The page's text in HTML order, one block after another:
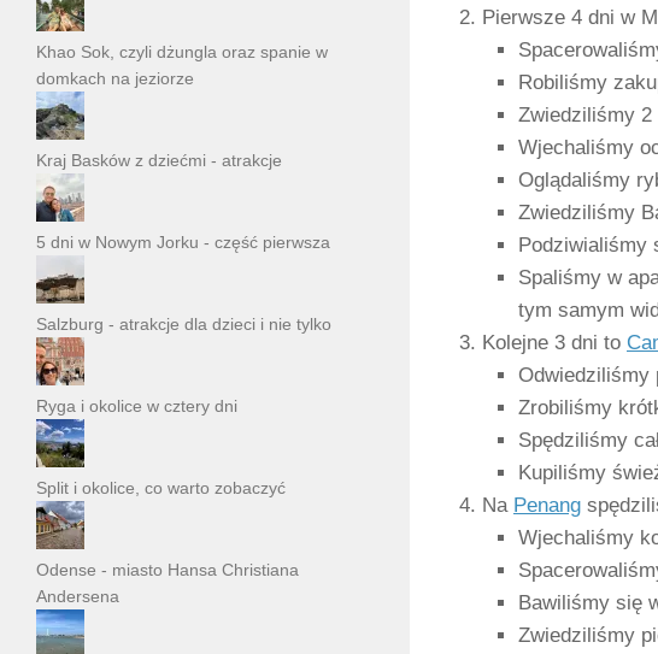
Pierwsze 4 dni w
Robiliśmy
Zwiedziliśmy 2
Wjechaliśmy
Oglądaliśmy
Zwiedziliśmy
Podziwialiśmy
Spaliśmy w
tym samym
Kolejne 3 dni to
Odwiedziliśmy
Zrobiliśmy
Spędziliśmy
Kupiliśmy
Na Penang
Wjechaliśmy
Bawiliśmy się
Zwiedziliśmy
Khao Sok, czyli dżungla oraz spanie w
domkach na jeziorze
Kraj Basków z dziećmi - atrakcje
5 dni w Nowym Jorku - część pierwsza
Salzburg - atrakcje dla dzieci i nie tylko
Ryga i okolice w cztery dni
Split i okolice, co warto zobaczyć
Odense - miasto Hansa Christiana
Andersena